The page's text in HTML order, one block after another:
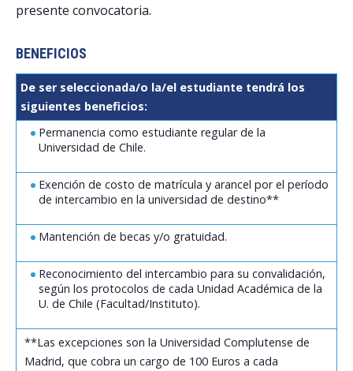
presente convocatoria.
BENEFICIOS
De ser seleccionada/o la/el estudiante tendrá los
siguientes beneficios:
Permanencia como estudiante regular de la
Universidad de Chile.
Exención de costo de matrícula y arancel por el período
de intercambio en la universidad de destino**
Mantención de becas y/o gratuidad.
Reconocimiento del intercambio para su convalidación,
según los protocolos de cada Unidad Académica de la
U. de Chile (Facultad/Instituto).
**Las excepciones son la Universidad Complutense de
Madrid, que cobra un cargo de 100 Euros a cada